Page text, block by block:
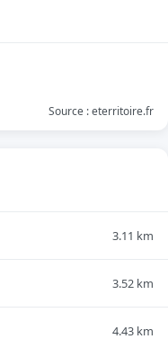
Source : eterritoire.fr
3.11 km
3.52 km
4.43 km